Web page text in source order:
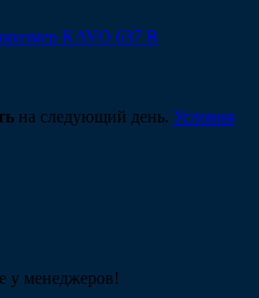
на следующий день. Условия
у менеджеров!